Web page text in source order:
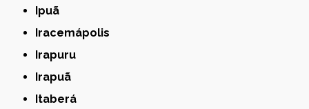
Ipuã
Iracemápolis
Irapuru
Irapuã
Itaberá